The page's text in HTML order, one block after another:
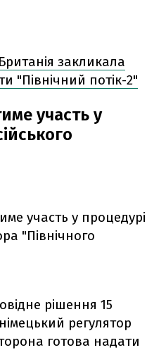
закликала
"Північний потік-2"
участь у
участь у процедурі
"Північного
рішення 15
регулятор
готова надати